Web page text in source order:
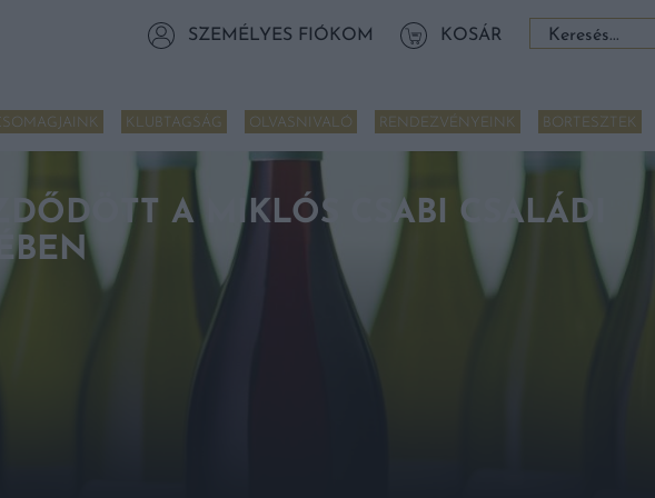
SZEMÉLYES FIÓKOM KOSÁR Keresés:
KLUBTAGSÁG OLVASNIVALÓ RENDEZVÉNYEINK BORTESZTEK
A MIKLÓS CSABI CSALÁDI